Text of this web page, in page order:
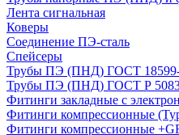
Лента сигнальная
Коверы
Соединение ПЭ-сталь
Спейсеры
Трубы ПЭ (ПНД) ГОСТ 18599-
Трубы ПЭ (ПНД) ГОСТ Р
Фитинги закладные с
Фитинги компрессионные
Фитинги компрессионные